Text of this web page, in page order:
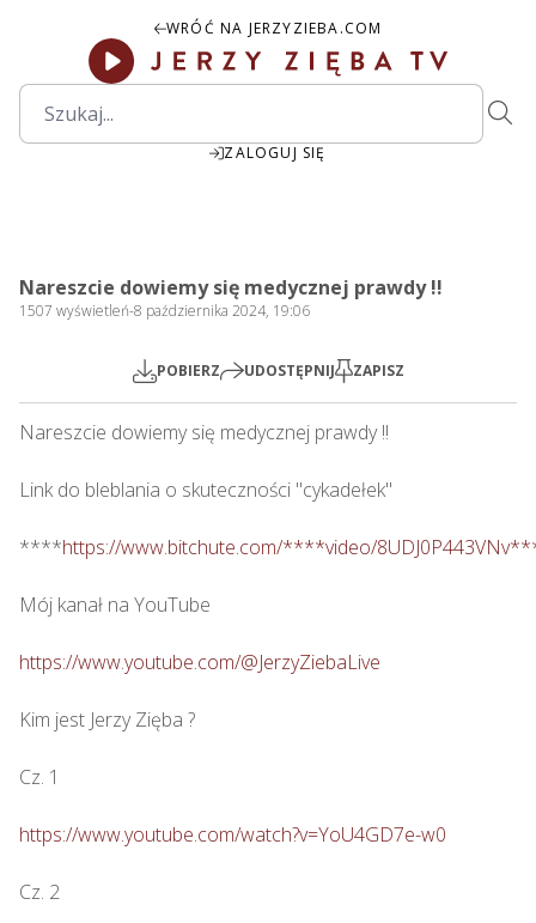
WRÓĆ NA JERZYZIEBA.COM
ZALOGUJ SIĘ
Play
Nareszcie dowiemy się medycznej prawdy !!
1507 wyświetleń-8 października 2024, 19:06
POBIERZ UDOSTĘPNIJ ZAPISZ
Nareszcie dowiemy się medycznej prawdy !!
Link do bleblania o skuteczności "cykadełek"
****https://www.bitchute.com/****video/
Mój kanał na YouTube
https://www.youtube.com/@JerzyZiebaLive
Kim jest Jerzy Zięba ?
Cz. 1
https://www.youtube.com/watch?v=YoU4GD7e-w0
Cz. 2